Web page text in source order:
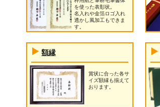
を使った表彰状。
名入れや金箔ロゴ入れ
透かし風加工もできま
す。
額縁
賞状に合った各サ
イズ額縁も揃えて
おります。